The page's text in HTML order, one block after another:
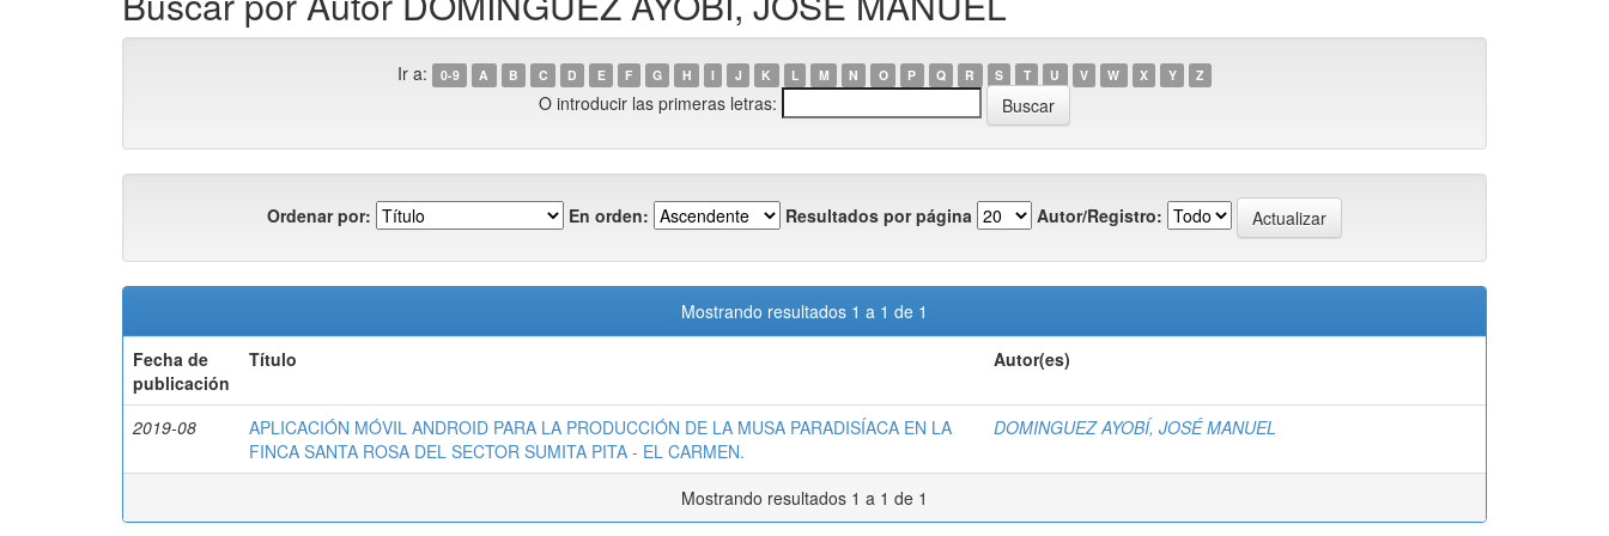
Ir a: 0-9 A B C D E F G H I J K L M N O P Q R S T U V W X Y Z
O introducir las primeras letras:
Ordenar por: En orden: Resultados por página Autor/Registro:
Mostrando resultados 1 a 1 de 1
Fecha de
publicación
Título Autor(es)
2019-08
APLICACIÓN MÓVIL ANDROID PARA LA PRODUCCIÓN DE LA MUSA PARADISÍACA EN LA
FINCA SANTA ROSA DEL SECTOR SUMITA PITA - EL CARMEN.
DOMINGUEZ AYOBÍ, JOSÉ MANUEL
Mostrando resultados 1 a 1 de 1